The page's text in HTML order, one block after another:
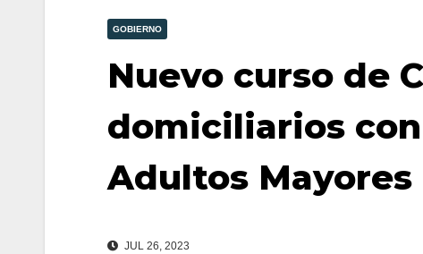
GOBIERNO
Nuevo curso de
domiciliarios
Adultos Mayores
JUL 26, 2023